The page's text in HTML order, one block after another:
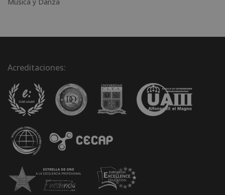
Acreditaciones: